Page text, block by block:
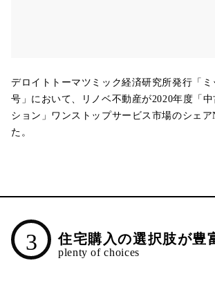
デロイトトーマツミック経済研究所発行「ミ
号」において、リノベ不動産が2020年度「
ション」ワンストップサービス市場のシェア
た。
3 住宅購入の選択肢が豊